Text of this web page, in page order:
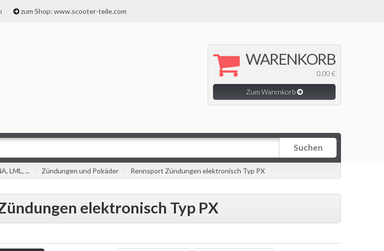
zum Shop: www.scooter-teile.com
WARENKORB
0,00 €
Zum Warenkorb
Suchen
LML, ... Zündungen und Polräder Rennsport Zündungen elektronisch Typ PX
elektronisch Typ PX